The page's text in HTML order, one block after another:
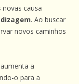
causa
. Ao buscar
novos caminhos
a
o para a